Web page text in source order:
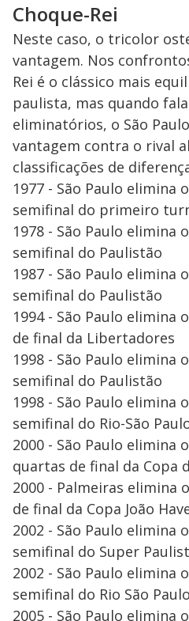
Choque-Rei
Neste caso, o tricolor
vantagem. Nos
Rei é o clássico mais
paulista, mas quando
eliminatórios, o São
vantagem contra o rival
classificações de
1977 - São Paulo elimina
semifinal do primeiro
1978 - São Paulo elimina
semifinal do Paulistão
1987 - São Paulo elimina
semifinal do Paulistão
1994 - São Paulo elimina
de final da Libertadores
1998 - São Paulo elimina
semifinal do Paulistão
1998 - São Paulo elimina
semifinal do Rio-São
2000 - São Paulo elimina
quartas de final da Copa
2000 - Palmeiras elimina
de final da Copa João
2002 - São Paulo elimina
semifinal do Super
2002 - São Paulo elimina
semifinal do Rio São Paulo
2005 - São Paulo elimina